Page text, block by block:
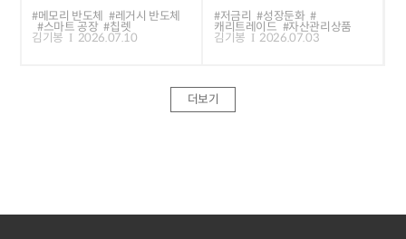
#메모리 반도체 #레거시 반도체
#스마트 공장 #칩렛
김기봉 2026.07.10
#저금리 #성장둔화 #
캐리트레이드 #자산관리상품
김기봉 2026.07.03
더보기